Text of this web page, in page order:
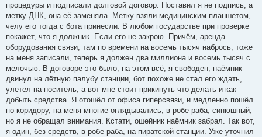
процедуры и подписали долговой договор. Поставил я не подпись, а
метку ДНК, она её заменяла. Метку взяли медицинским планшетом,
челу его тогда с бота принесли. В любом государстве при проверке
покажет, что я должник. Если его не закрою. Причём, аренда
оборудования связи, там по времени на восемь тысяч набрось, тоже
на меня записали, теперь я должен два миллиона и восемь тысяч с
мелочью. В договоре это было, на этом всё, я свободен, наёмник
двинул на лётную палубу станции, бот похоже не стал его ждать,
улетел на носитель, а вот мне стоит прикинуть что делать и как
добыть средства. Я отошёл от офиса гиперсвязи, и медленно пошёл
по коридору, на меня многие оглядывались, в робе раба, синюшный,
но я не обращал внимания. Кстати, ошейник наёмник забрал. Так вот,
я один, без средств, в робе раба, на пиратской станции. Уже уточнил